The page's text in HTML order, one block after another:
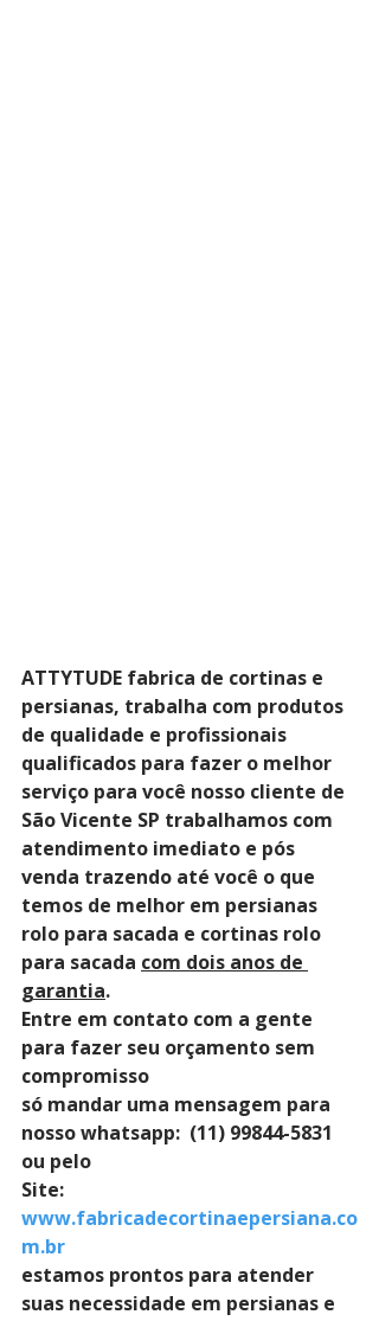
ATTYTUDE fabrica de cortinas e
persianas, trabalha com produtos
de qualidade e profissionais
qualificados para fazer o melhor
serviço para você nosso cliente de
São Vicente SP trabalhamos com
atendimento imediato e pós
venda trazendo até você o que
temos de melhor em persianas
rolo para sacada e cortinas rolo
para sacada com dois anos de
garantia.
Entre em contato com a gente
para fazer seu orçamento sem
compromisso
só mandar uma mensagem para
nosso whatsapp:  (11) 99844-5831
ou pelo
Site:
www.fabricadecortinaepersiana.co
m.br
estamos prontos para atender
suas necessidade em persianas e